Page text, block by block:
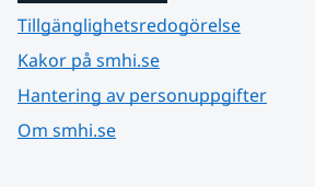
Tillgänglighetsredogörelse
Kakor på smhi.se
Hantering av personuppgifter
Om smhi.se